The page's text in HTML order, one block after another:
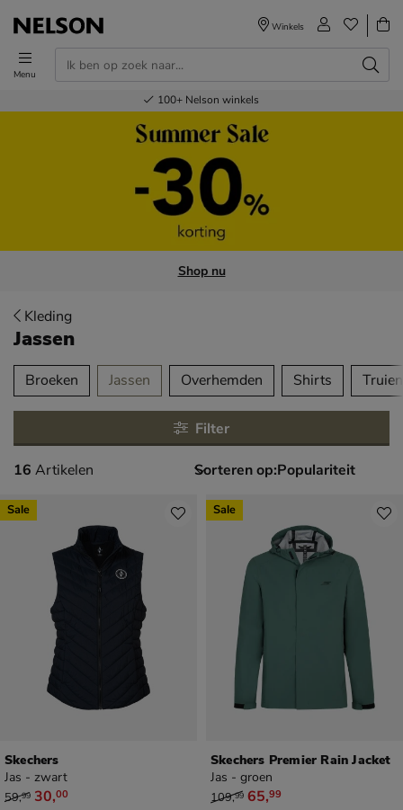
Menu
Winkels
Voor 23.00u besteld,volgende dag in huis
Gratisverzending en retour
Bestel nu,betaal later
100+ Nelson winkels
Shop nu
Kleding
Jassen
over
Broeken Jassen Overhemden Shirts
Filter
16 artikelen
16 Artikelen Sorteren op:
Skechers
Jas - zwart
van € 59,99 voor € 30,00
59,99 30,00
Sale
Skechers Premier Rain Jacket
Jas - groen
van € 109,99 voor € 65,99
109,99 65,99
Sale